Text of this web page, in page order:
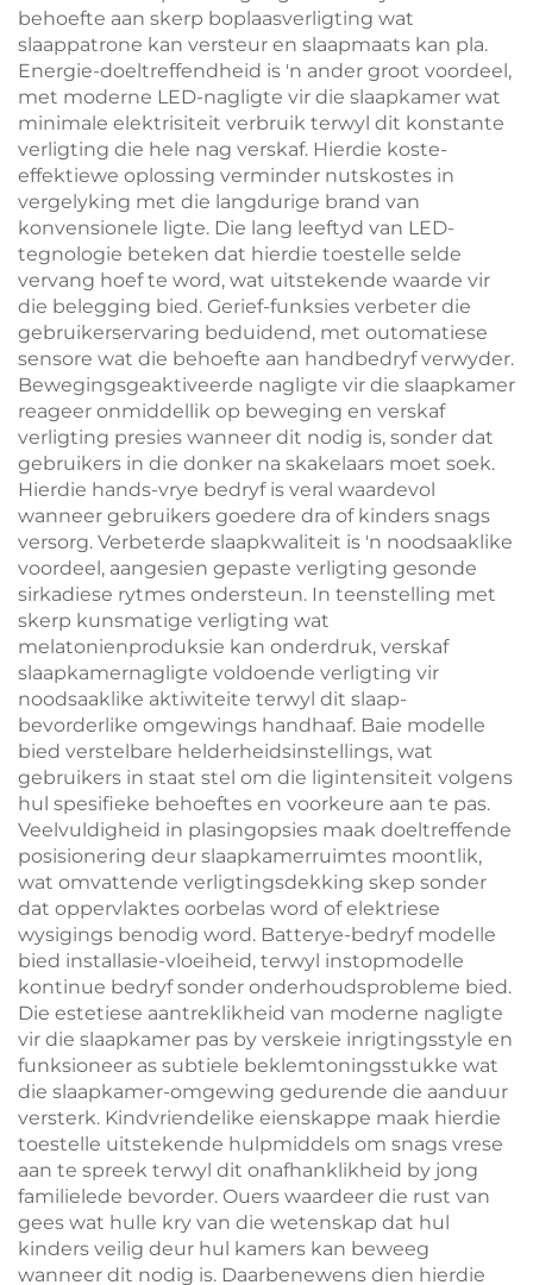
behoefte aan skerp boplaasverligting wat
slaappatrone kan versteur en slaapmaats kan pla.
Energie-doeltreffendheid is 'n ander groot voordeel,
met moderne LED-nagligte vir die slaapkamer wat
minimale elektrisiteit verbruik terwyl dit konstante
verligting die hele nag verskaf. Hierdie koste-
effektiewe oplossing verminder nutskostes in
vergelyking met die langdurige brand van
konvensionele ligte. Die lang leeftyd van LED-
tegnologie beteken dat hierdie toestelle selde
vervang hoef te word, wat uitstekende waarde vir
die belegging bied. Gerief-funksies verbeter die
gebruikerservaring beduidend, met outomatiese
sensore wat die behoefte aan handbedryf verwyder.
Bewegingsgeaktiveerde nagligte vir die slaapkamer
reageer onmiddellik op beweging en verskaf
verligting presies wanneer dit nodig is, sonder dat
gebruikers in die donker na skakelaars moet soek.
Hierdie hands-vrye bedryf is veral waardevol
wanneer gebruikers goedere dra of kinders snags
versorg. Verbeterde slaapkwaliteit is 'n noodsaaklike
voordeel, aangesien gepaste verligting gesonde
sirkadiese rytmes ondersteun. In teenstelling met
skerp kunsmatige verligting wat
melatonienproduksie kan onderdruk, verskaf
slaapkamernagligte voldoende verligting vir
noodsaaklike aktiwiteite terwyl dit slaap-
bevorderlike omgewings handhaaf. Baie modelle
bied verstelbare helderheidsinstellings, wat
gebruikers in staat stel om die ligintensiteit volgens
hul spesifieke behoeftes en voorkeure aan te pas.
Veelvuldigheid in plasingopsies maak doeltreffende
posisionering deur slaapkamerruimtes moontlik,
wat omvattende verligtingsdekking skep sonder
dat oppervlaktes oorbelas word of elektriese
wysigings benodig word. Batterye-bedryf modelle
bied installasie-vloeiheid, terwyl instopmodelle
kontinue bedryf sonder onderhoudsprobleme bied.
Die estetiese aantreklikheid van moderne nagligte
vir die slaapkamer pas by verskeie inrigtingsstyle en
funksioneer as subtiele beklemtoningsstukke wat
die slaapkamer-omgewing gedurende die aanduur
versterk. Kindvriendelike eienskappe maak hierdie
toestelle uitstekende hulpmiddels om snags vrese
aan te spreek terwyl dit onafhanklikheid by jong
familielede bevorder. Ouers waardeer die rust van
gees wat hulle kry van die wetenskap dat hul
kinders veilig deur hul kamers kan beweeg
wanneer dit nodig is. Daarbenewens dien hierdie